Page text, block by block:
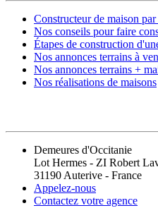
Constructeur de maison
Nos conseils pour faire
Étapes de construction
Nos annonces terrains à
Nos annonces terrains +
Nos réalisations de maisons
Demeures d'Occitanie
Lot Hermes - ZI Robert
31190 Auterive - France
Appelez-nous
Contactez votre agence